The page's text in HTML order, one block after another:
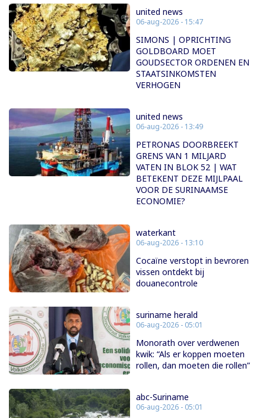
united news
06-aug-2026 - 15:47
SIMONS | OPRICHTING
GOLDBOARD MOET
GOUDSECTOR ORDENEN EN
STAATSINKOMSTEN
VERHOGEN
united news
06-aug-2026 - 13:49
PETRONAS DOORBREEKT
GRENS VAN 1 MILJARD
VATEN IN BLOK 52 | WAT
BETEKENT DEZE MIJLPAAL
VOOR DE SURINAAMSE
ECONOMIE?
waterkant
06-aug-2026 - 13:10
Cocaïne verstopt in bevroren
vissen ontdekt bij
douanecontrole
suriname herald
06-aug-2026 - 05:01
Monorath over verdwenen
kwik: “Als er koppen moeten
rollen, dan moeten die rollen”
abc-Suriname
06-aug-2026 - 05:01